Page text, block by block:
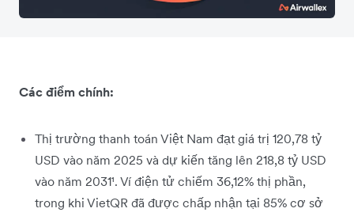
Các điểm chính:
Thị trường thanh toán Việt Nam đạt giá trị 120,78 tỷ
USD vào năm 2025 và dự kiến tăng lên 218,8 tỷ USD
vào năm 2031¹. Ví điện tử chiếm 36,12% thị phần,
trong khi VietQR đã được chấp nhận tại 85% cơ sở